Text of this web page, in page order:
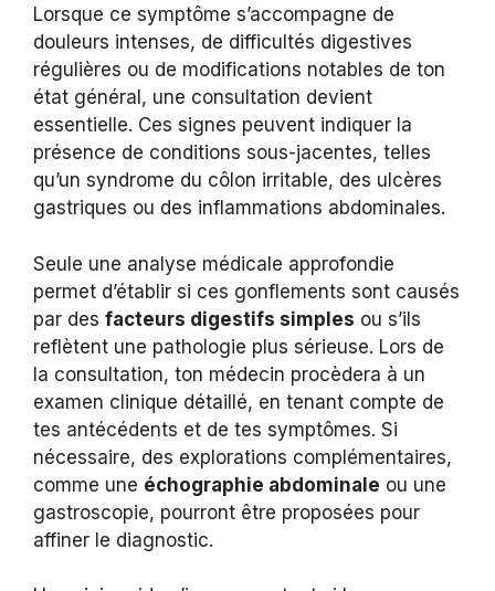
Lorsque ce symptôme s’accompagne de
douleurs intenses, de difficultés digestives
régulières ou de modifications notables de ton
état général, une consultation devient
essentielle. Ces signes peuvent indiquer la
présence de conditions sous-jacentes, telles
qu’un syndrome du côlon irritable, des ulcères
gastriques ou des inflammations abdominales.
Seule une analyse médicale approfondie
permet d’établir si ces gonflements sont causés
par des facteurs digestifs simples ou s’ils
reflètent une pathologie plus sérieuse. Lors de
la consultation, ton médecin procèdera à un
examen clinique détaillé, en tenant compte de
tes antécédents et de tes symptômes. Si
nécessaire, des explorations complémentaires,
comme une échographie abdominale ou une
gastroscopie, pourront être proposées pour
affiner le diagnostic.